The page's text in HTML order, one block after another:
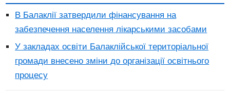
В Балаклії затвердили фінансування на
забезпечення населення лікарськими засобами
У закладах освіти Балаклійської територіальної
громади внесено зміни до організації освітнього
процесу